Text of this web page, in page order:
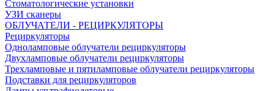
Стоматологические установки
УЗИ сканеры
ОБЛУЧАТЕЛИ - РЕЦИРКУЛЯТОРЫ
Рециркуляторы
Одноламповые облучатели рециркуляторы
Двухламповые облучатели рециркуляторы
Трехламповые и пятиламповые облучатели рециркуляторы
Подставки для рециркуляторов